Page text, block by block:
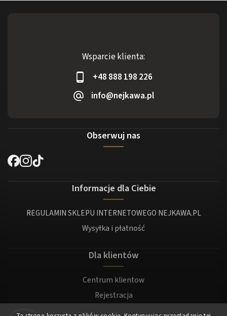
Wsparcie klienta:
+48 888 198 226
info@nejkawa.pl
Obserwuj nas
Informacje dla Ciebie
REGULAMIN SKLEPU INTERNETOWEGO NEJKAWA.PL
Wysyłka i płatność
Dla klientów
Centrum klientow
Rejestracja
Zaloguj sie